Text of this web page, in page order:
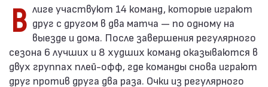
В лиге участвуют 14 команд, которые играют друг с другом в два матча — по одному на
выезде и дома. После завершения регулярного
сезона 6 лучших и 8 худших команд оказываются в
двух группах плей-офф, где команды снова играют
друг против друга два раза. Очки из регулярного